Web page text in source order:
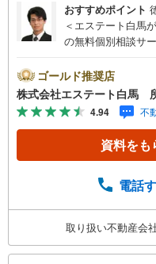
おすすめポイント
＜エステート白馬
の無料個別相談サ
や学費等も含めて
件情報が豊富所沢
おります。インタ
おります。お客様
3.自社グループで
ォーム、注文建築
て、リフォームや
～19:00 この時間
5.お子様連れでお
オムツ替えベッド
ゴールド推奨店
株式会社エステート白馬
4.94 不
資料をも
電話
取り扱い不動産会